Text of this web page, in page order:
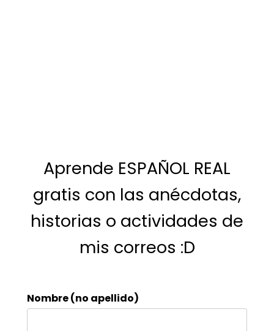
Aprende ESPAÑOL REAL
gratis con las anécdotas,
historias o actividades de
mis correos :D
Nombre (no apellido)